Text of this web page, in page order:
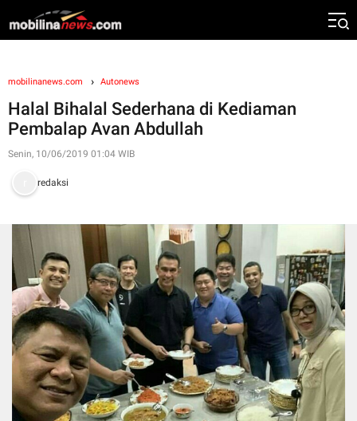
mobilinanews.com Autonews
Halal Bihalal Sederhana di Kediaman
Pembalap Avan Abdullah
Senin, 10/06/2019 01:04 WIB
redaksi